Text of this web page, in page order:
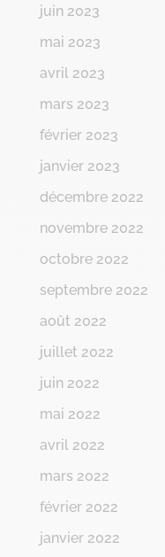
juin 2023
mai 2023
avril 2023
mars 2023
février 2023
janvier 2023
décembre 2022
novembre 2022
octobre 2022
septembre 2022
août 2022
juillet 2022
juin 2022
mai 2022
avril 2022
mars 2022
février 2022
janvier 2022